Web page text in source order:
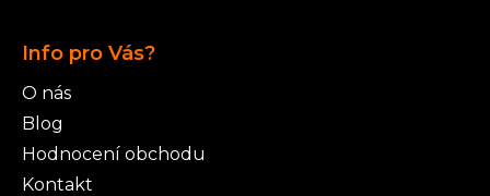
Info pro Vás?
O nás
Blog
Hodnocení obchodu
Kontakt